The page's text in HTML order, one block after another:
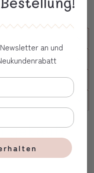
gekauft
an und